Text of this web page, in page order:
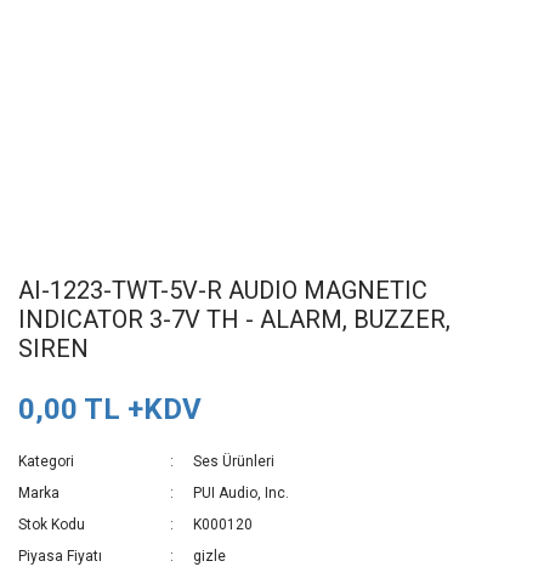
AI-1223-TWT-5V-R AUDIO MAGNETIC
INDICATOR 3-7V TH - ALARM, BUZZER,
SIREN
0,00 TL +KDV
Kategori
Ses Ürünleri
Marka
PUI Audio, Inc.
Stok Kodu
K000120
Piyasa Fiyatı
gizle